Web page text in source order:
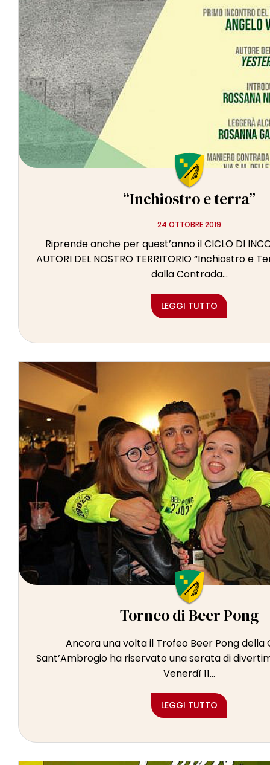
e
“Inchiostro e terra”
24 OTTOBRE 2019
Riprende anche per quest’anno il CICLO DI
AUTORI DEL NOSTRO TERRITORIO “Inchiostro e
dalla Contrada...
LEGGI TUTTO
Torneo di Beer Pong
Ancora una volta il Trofeo Beer Pong della
Sant’Ambrogio ha riservato una serata di
Venerdì 11...
LEGGI TUTTO